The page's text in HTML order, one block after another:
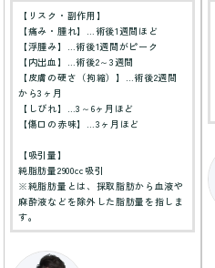
【リスク・副作用】
【痛み・腫れ】…術後1週間ほど
【浮腫み】…術後1週間がピーク
【内出血】…術後2～3週間
【皮膚の硬さ（拘縮）】…術後2週間
から3ヶ月
【しびれ】…3～6ヶ月ほど
【傷口の赤味】…3ヶ月ほど
【吸引量】
純脂肪量2900cc吸引
※純脂肪量とは、採取脂肪から血液や
麻酔液などを除外した脂肪量を指しま
す。